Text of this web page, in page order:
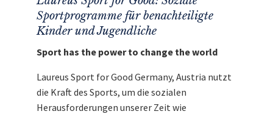
Saphir gewölbt, beidseitig entspiegelt. Boden:
Edelstahl, spezielle Bodengravur. Wasserdicht
bis 6 bar. Durchmesser 46 mm. Höhe 16 mm.
Den Erlös der Auktion „Streng limitiert: Die
IWC Große Fliegeruhr Edition DFB“ leiten wir
direkt, ohne einen Cent Abzug, an die
Laureus Sport for Good Stiftung weiter.
Sportprogramme für benachteiligte
Kinder und Jugendliche
Sport has the power to change the world
Laureus Sport for Good Germany, Austria nutzt
die Kraft des Sports, um die sozialen
Herausforderungen unserer Zeit wie